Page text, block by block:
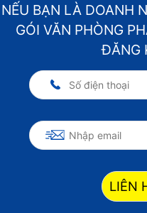
NẾU BẠN LÀ DOANH
GÓI VĂN PHÒNG
ĐĂNG
LIÊN